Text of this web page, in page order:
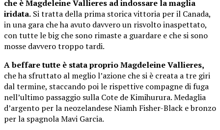
che è Magdeleine Vallieres ad indossare la maglia
iridata. Si tratta della prima storica vittoria per il Canada,
in una gara che ha avuto davvero un risvolto inaspettato,
con tutte le big che sono rimaste a guardare e che si sono
mosse davvero troppo tardi.
A beffare tutte è stata proprio Magdeleine Vallieres,
che ha sfruttato al meglio l’azione che si è creata a tre giri
dal termine, staccando poi le rispettive compagne di fuga
nell’ultimo passaggio sulla Cote de Kimihurura. Medaglia
d’argento per la neozelandese Niamh Fisher-Black e bronzo
per la spagnola Mavi Garcia.